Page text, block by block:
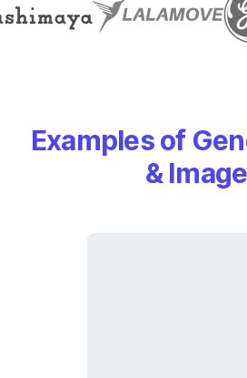
Examples of
&